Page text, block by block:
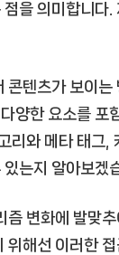
을 의미합니다
텐츠가 보이는
양한 요소를 포
와 메타 태그,
는지 알아보겠
변화에 발맞
해선 이러한